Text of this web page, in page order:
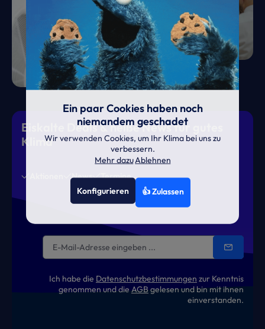
Eiskalte Deals & heiße News für gutes
Klima
News Termine
Ich habe die Datenschutzbestimmungen zur Kenntnis
genommen und die AGB gelesen und bin mit ihnen
einverstanden.
Ein paar Cookies haben noch
niemandem geschadet
Wir verwenden Cookies, um Ihr Klima bei uns zu
verbessern.
Mehr dazuAblehnen
Konfigurieren 👍 Zulassen